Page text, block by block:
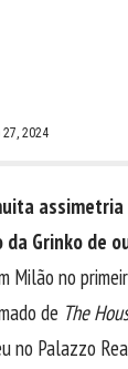
2024
da Grinko de
Milão no
de The
no Palazzo